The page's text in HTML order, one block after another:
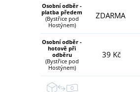
Osobní odběr -
platba předem
(Bystřice pod
Hostýnem)
ZDARMA
Osobní odběr -
hotově při
odběru
(Bystřice pod
Hostýnem)
39 Kč